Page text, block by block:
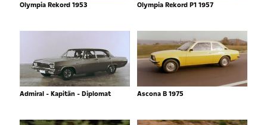
Olympia Rekord 1953 Olympia Rekord P1 1957
Admiral - Kapitän - Diplomat Ascona B 1975